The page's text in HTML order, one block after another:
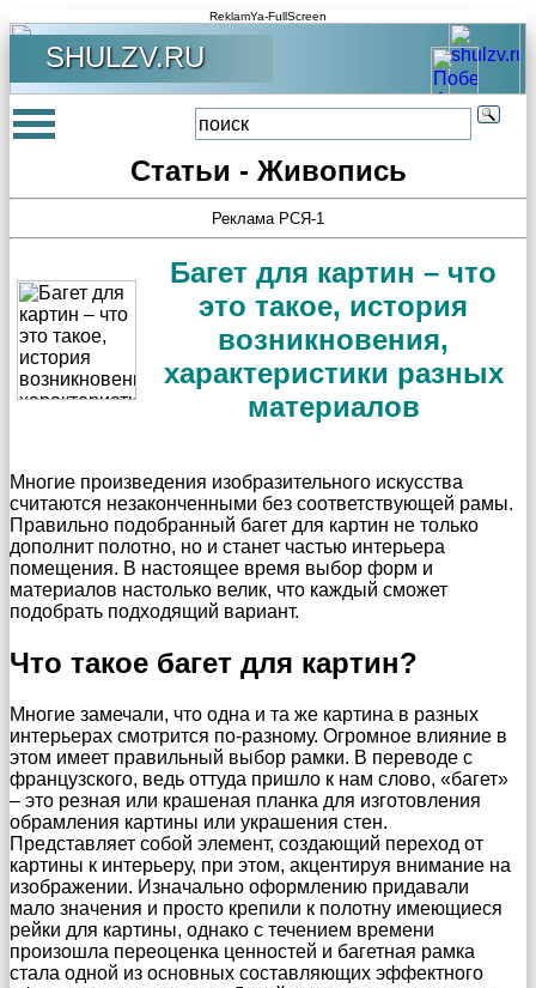
ReklamYa-FullScreen
SHULZV.RU
Статьи - Живопись
Реклама РСЯ-1
Багет для картин – что
это такое, история
возникновения,
характеристики разных
материалов
Многие произведения изобразительного искусства
считаются незаконченными без соответствующей рамы.
Правильно подобранный багет для картин не только
дополнит полотно, но и станет частью интерьера
помещения. В настоящее время выбор форм и
материалов настолько велик, что каждый сможет
подобрать подходящий вариант.
Что такое багет для картин?
Многие замечали, что одна и та же картина в разных
интерьерах смотрится по-разному. Огромное влияние в
этом имеет правильный выбор рамки. В переводе с
французского, ведь оттуда пришло к нам слово, «багет»
– это резная или крашеная планка для изготовления
обрамления картины или украшения стен.
Представляет собой элемент, создающий переход от
картины к интерьеру, при этом, акцентируя внимание на
изображении. Изначально оформлению придавали
мало значения и просто крепили к полотну имеющиеся
рейки для картины, однако с течением времени
произошла переоценка ценностей и багетная рамка
стала одной из основных составляющих эффектного